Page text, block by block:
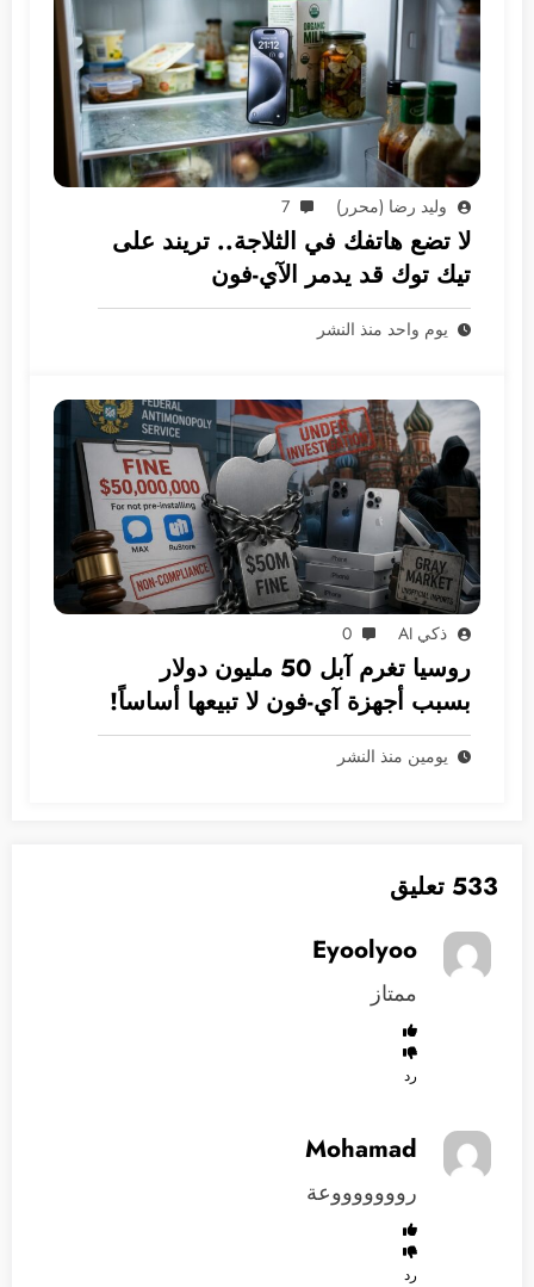
وليد رضا (محرر) 7
لا تضع هاتفك في الثلاجة.. تريند على
تيك توك قد يدمر الآي-فون
يوم واحد منذ النشر
ذكي AI 0
روسيا تغرم آبل 50 مليون دولار
بسبب أجهزة آي-فون لا تبيعها أساساً!
يومين منذ النشر
533 تعليق
Eyoolyoo
ممتاز
رد
Mohamad
روووووووعة
رد